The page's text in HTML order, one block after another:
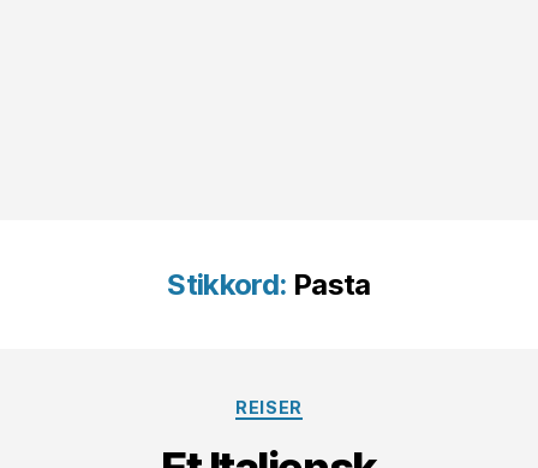
Stikkord: Pasta
Kategorier
REISER